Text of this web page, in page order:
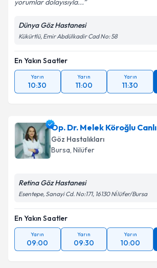
yorumlar dolayısıyla...
Dünya Göz Hastanesi
Kükürtlü, Emir Abdülkadir Cad No: 58
En Yakın Saatler
Yarın
10:30
Yarın
11:00
Yarın
11:30
Op. Dr. Melek Köroğlu Canlı
Göz Hastalıkları
Bursa, Nilüfer
Retina Göz Hastanesi
Esentepe, Sanayi Cd. No:171, 16130 Ni̇lüfer/Bursa
En Yakın Saatler
Yarın
09:00
Yarın
09:30
Yarın
10:00